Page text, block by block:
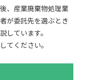
、産業廃棄物処理業
が委託先を選ぶとき
しています。
てください。